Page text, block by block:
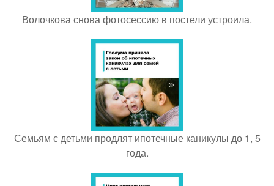
Волочкова снова фотосессию в постели устроила.
Семьям с детьми продлят ипотечные каникулы до 1, 5
года.